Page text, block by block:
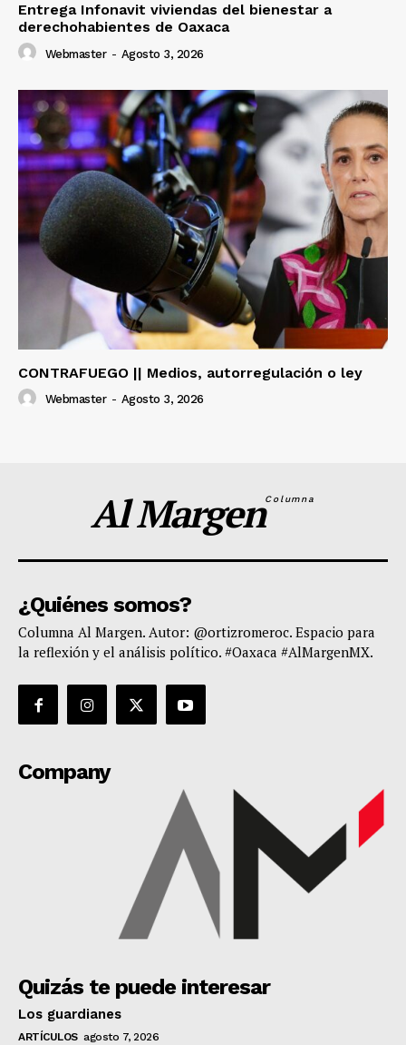
Entrega Infonavit viviendas del bienestar a
derechohabientes de Oaxaca
Webmaster - Agosto 3, 2026
CONTRAFUEGO || Medios, autorregulación o ley
Webmaster - Agosto 3, 2026
Al MargenColumna
¿Quiénes somos?
Columna Al Margen. Autor: @ortizromeroc. Espacio para
la reflexión y el análisis político. #Oaxaca #AlMargenMX.
Company
Quizás te puede interesar
Los guardianes
ARTÍCULOS agosto 7, 2026